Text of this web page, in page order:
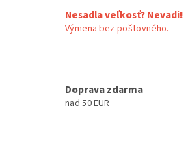
Nesadla veľkosť? Nevadi!
Výmena bez poštovného.
Doprava zdarma
nad 50 EUR